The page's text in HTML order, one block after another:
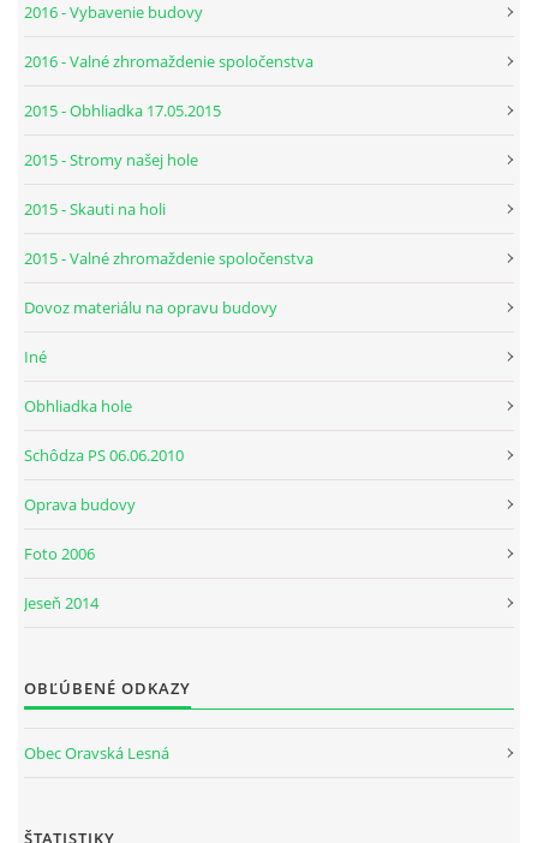
2016 - Vybavenie budovy
2016 - Valné zhromaždenie spoločenstva
2015 - Obhliadka 17.05.2015
2015 - Stromy našej hole
2015 - Skauti na holi
2015 - Valné zhromaždenie spoločenstva
Dovoz materiálu na opravu budovy
Iné
Obhliadka hole
Schôdza PS 06.06.2010
Oprava budovy
Foto 2006
Jeseň 2014
OBĽÚBENÉ ODKAZY
Obec Oravská Lesná
ŠTATISTIKY